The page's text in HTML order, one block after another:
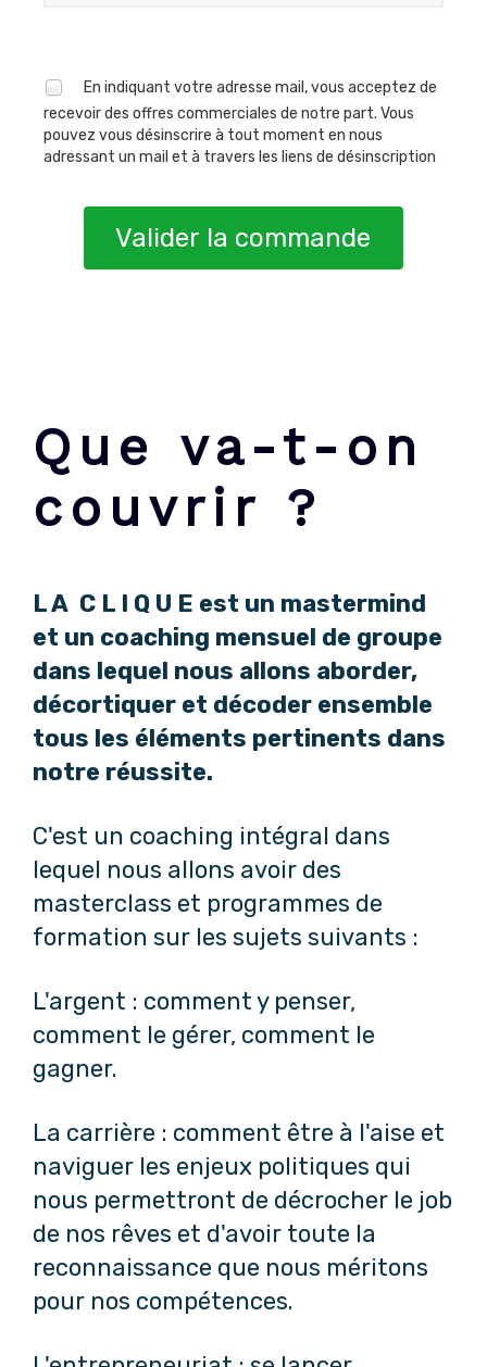
En indiquant votre adresse mail, vous acceptez de
recevoir des offres commerciales de notre part. Vous
pouvez vous désinscrire à tout moment en nous
adressant un mail et à travers les liens de désinscription
Valider la commande
Que va-t-on
couvrir ?
L A C L I Q U E est un mastermind
et un coaching mensuel de groupe
dans lequel nous allons aborder,
décortiquer et décoder ensemble
tous les éléments pertinents dans
notre réussite.
C'est un coaching intégral dans
lequel nous allons avoir des
masterclass et programmes de
formation sur les sujets suivants :
L'argent : comment y penser,
comment le gérer, comment le
gagner.
La carrière : comment être à l'aise et
naviguer les enjeux politiques qui
nous permettront de décrocher le job
de nos rêves et d'avoir toute la
reconnaissance que nous méritons
pour nos compétences.